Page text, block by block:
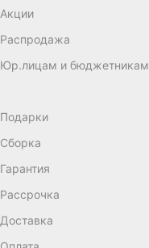
Акции
Распродажа
Юр.лицам и бюджетникам
Подарки
Сборка
Гарантия
Рассрочка
Доставка